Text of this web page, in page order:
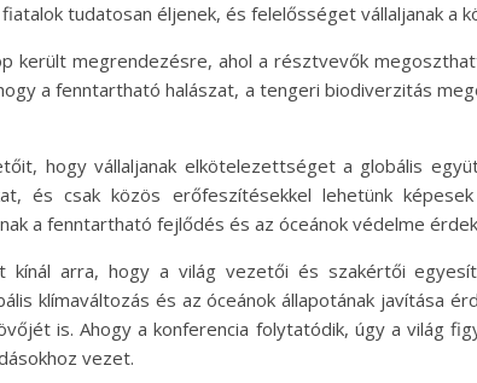
tudatosan éljenek, és felelősséget vállaljanak a
került megrendezésre, ahol a résztvevők
a fenntartható halászat, a tengeri biodiverzitás
hogy vállaljanak elkötelezettséget a globális
és csak közös erőfeszítésekkel lehetünk
a fenntartható fejlődés és az óceánok védelme
kínál arra, hogy a világ vezetői és szakértői
klímaváltozás és az óceánok állapotának javítása
is. Ahogy a konferencia folytatódik, úgy a világ
vezet.